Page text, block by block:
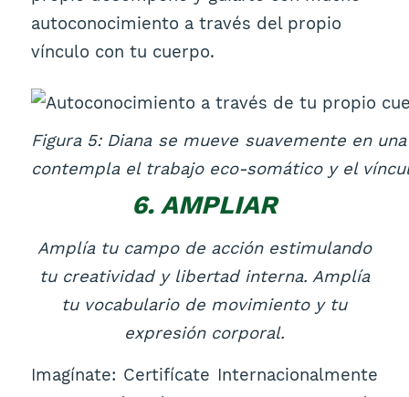
autoconocimiento a través del propio
vínculo con tu cuerpo.
Figura 5: Diana se mueve suavemente en
contempla el trabajo eco-somático y el
6. AMPLIAR
Amplía tu campo de acción estimulando
tu creatividad y libertad interna. Amplía
tu vocabulario de movimiento y tu
expresión corporal.
Imagínate: Certifícate Internacionalmente